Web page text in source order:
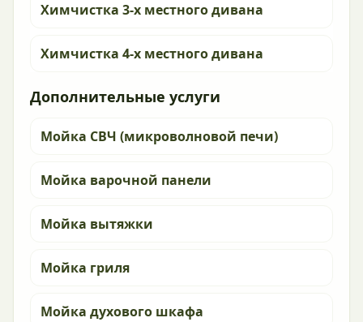
Химчистка 3-х местного дивана
Химчистка 4-х местного дивана
Дополнительные услуги
Мойка СВЧ (микроволновой печи)
Мойка варочной панели
Мойка вытяжки
Мойка гриля
Мойка духового шкафа